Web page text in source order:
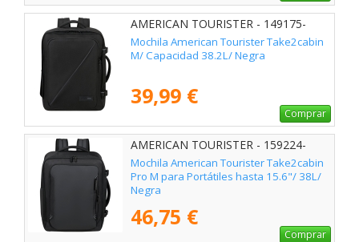
AMERICAN TOURISTER - 149175-
1041
Mochila American Tourister Take2cabin
M/ Capacidad 38.2L/ Negra
39,99 €
Comprar
AMERICAN TOURISTER - 159224-
361E
Mochila American Tourister Take2cabin
Pro M para Portátiles hasta 15.6"/ 38L/
Negra
46,75 €
Comprar